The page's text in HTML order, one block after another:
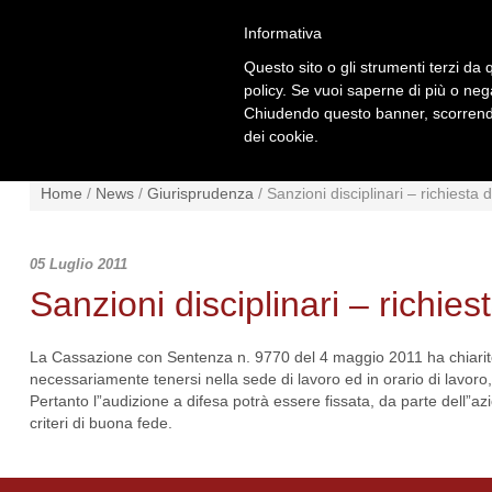
NEWS NORMATIVA
Home / News / Giurisprudenza / Sanzioni disciplinari – richiesta
05 Luglio 2011
Sanzioni disciplinari –
La Cassazione con Sentenza n. 9770 del 4 maggio 2011 ha
necessariamente tenersi nella sede di lavoro ed in orario di
Pertanto l”audizione a difesa potrà essere fissata, da parte
criteri di buona fede.
Informativa
Questo sito o gli strumenti terzi da
policy. Se vuoi saperne di più o
Chiudendo questo banner,
dei cookie.